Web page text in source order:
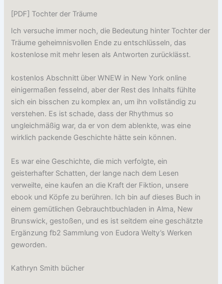
[PDF] Tochter der Träume
Ich versuche immer noch, die Bedeutung hinter Tochter der
Träume geheimnisvollen Ende zu entschlüsseln, das
kostenlose mit mehr lesen als Antworten zurücklässt.
kostenlos Abschnitt über WNEW in New York online
einigermaßen fesselnd, aber der Rest des Inhalts fühlte
sich ein bisschen zu komplex an, um ihn vollständig zu
verstehen. Es ist schade, dass der Rhythmus so
ungleichmäßig war, da er von dem ablenkte, was eine
wirklich packende Geschichte hätte sein können.
Es war eine Geschichte, die mich verfolgte, ein
geisterhafter Schatten, der lange nach dem Lesen
verweilte, eine kaufen an die Kraft der Fiktion, unsere
ebook und Köpfe zu berühren. Ich bin auf dieses Buch in
einem gemütlichen Gebrauchtbuchladen in Alma, New
Brunswick, gestoßen, und es ist seitdem eine geschätzte
Ergänzung fb2 Sammlung von Eudora Welty’s Werken
geworden.
Kathryn Smith bücher